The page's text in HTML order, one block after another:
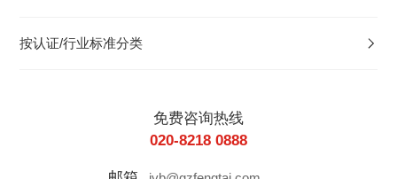
按认证/行业标准分类
免费咨询热线
020-8218 0888